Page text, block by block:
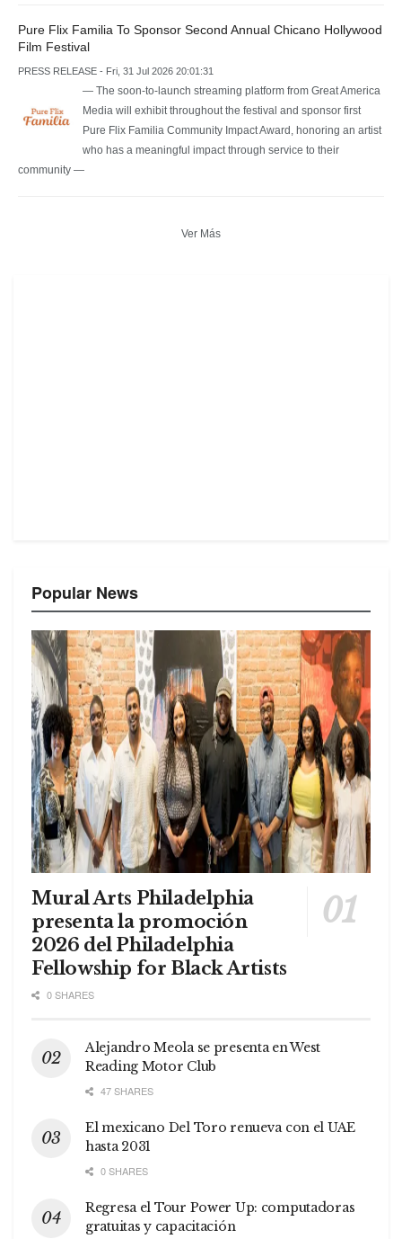
Pure Flix Familia To Sponsor Second Annual Chicano Hollywood
Film Festival
PRESS RELEASE - Fri, 31 Jul 2026 20:01:31
— The soon-to-launch streaming platform from Great America
Media will exhibit throughout the festival and sponsor first
Pure Flix Familia Community Impact Award, honoring an artist
who has a meaningful impact through service to their
community —
Ver Más
Popular News
Mural Arts Philadelphia
presenta la promoción
2026 del Philadelphia
Fellowship for Black Artists
0 SHARES
Alejandro Meola se presenta en West
Reading Motor Club
47 SHARES
El mexicano Del Toro renueva con el UAE
hasta 2031
0 SHARES
Regresa el Tour Power Up: computadoras
gratuitas y capacitación